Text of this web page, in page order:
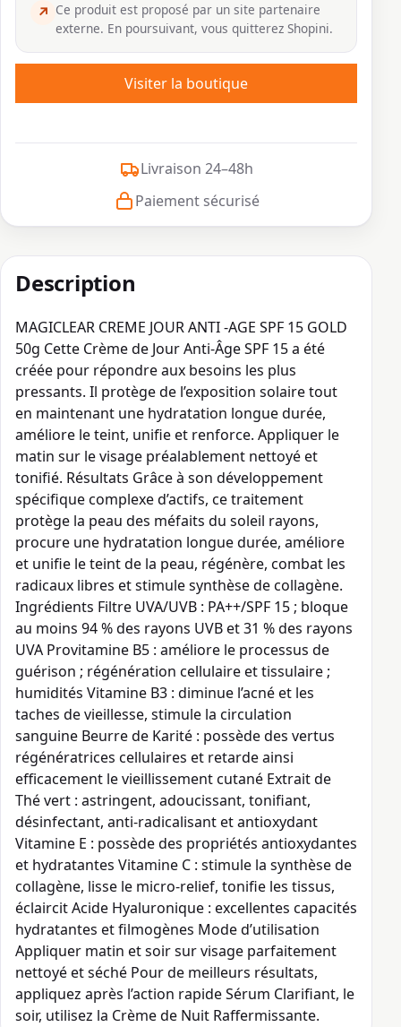
↗ Ce produit est proposé par un site partenaire
externe. En poursuivant, vous quitterez Shopini.
Visiter la boutique
Livraison 24–48h
Paiement sécurisé
Description
MAGICLEAR CREME JOUR ANTI -AGE SPF 15 GOLD
50g Cette Crème de Jour Anti‐Âge SPF 15 a été
créée pour répondre aux besoins les plus
pressants. Il protège de l’exposition solaire tout
en maintenant une hydratation longue durée,
améliore le teint, unifie et renforce. Appliquer le
matin sur le visage préalablement nettoyé et
tonifié. Résultats Grâce à son développement
spécifique complexe d’actifs, ce traitement
protège la peau des méfaits du soleil rayons,
procure une hydratation longue durée, améliore
et unifie le teint de la peau, régénère, combat les
radicaux libres et stimule synthèse de collagène.
Ingrédients Filtre UVA/UVB : PA++/SPF 15 ; bloque
au moins 94 % des rayons UVB et 31 % des rayons
UVA Provitamine B5 : améliore le processus de
guérison ; régénération cellulaire et tissulaire ;
humidités Vitamine B3 : diminue l’acné et les
taches de vieillesse, stimule la circulation
sanguine Beurre de Karité : possède des vertus
régénératrices cellulaires et retarde ainsi
efficacement le vieillissement cutané Extrait de
Thé vert : astringent, adoucissant, tonifiant,
désinfectant, anti‐radicalisant et antioxydant
Vitamine E : possède des propriétés antioxydantes
et hydratantes Vitamine C : stimule la synthèse de
collagène, lisse le micro‐relief, tonifie les tissus,
éclaircit Acide Hyaluronique : excellentes capacités
hydratantes et filmogènes Mode d’utilisation
Appliquer matin et soir sur visage parfaitement
nettoyé et séché Pour de meilleurs résultats,
appliquez après l’action rapide Sérum Clarifiant, le
soir, utilisez la Crème de Nuit Raffermissante.